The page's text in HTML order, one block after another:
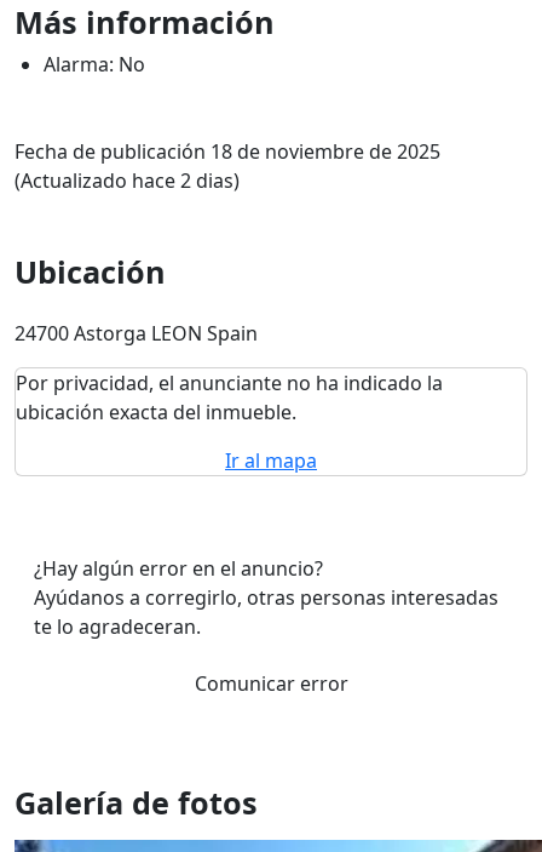
Más información
Alarma: No
Fecha de publicación 18 de noviembre de 2025
(Actualizado hace 2 dias)
Ubicación
24700 Astorga LEON Spain
Por privacidad, el anunciante no ha indicado la
ubicación exacta del inmueble.
Ir al mapa
¿Hay algún error en el anuncio?
Ayúdanos a corregirlo, otras personas interesadas
te lo agradeceran.
Comunicar error
Galería de fotos